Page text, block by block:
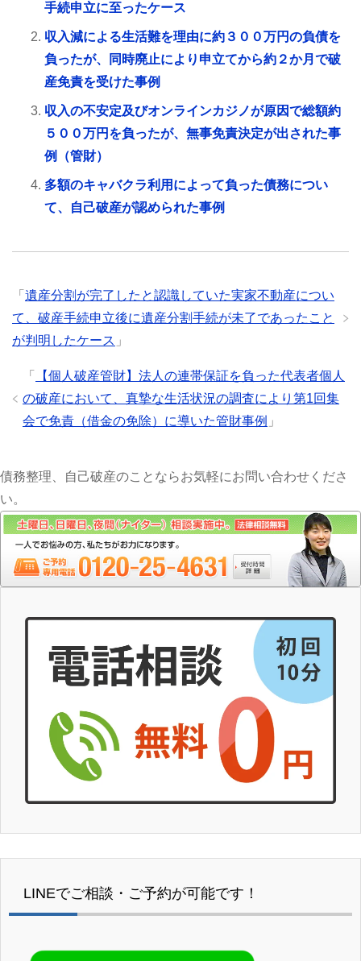
手続申立に至ったケース
収入減による生活難を理由に約３００万円の負債を
負ったが、同時廃止により申立てから約２か月で破
産免責を受けた事例
収入の不安定及びオンラインカジノが原因で総額約
５００万円を負ったが、無事免責決定が出された事
例（管財）
多額のキャバクラ利用によって負った債務につい
て、自己破産が認められた事例
「 遺産分割が完了したと認識していた実家不動産につい
て、破産手続申立後に遺産分割手続が未了であったこと
が判明したケース 」
「
【個人破産管財】法人の連帯保証を負った代表者個人
の破産において、真摯な生活状況の調査により第1回集
会で免責（借金の免除）に導いた管財事例 」
債務整理、自己破産のことならお気軽にお問い合わせくださ
い。
LINEでご相談・ご予約が可能です！